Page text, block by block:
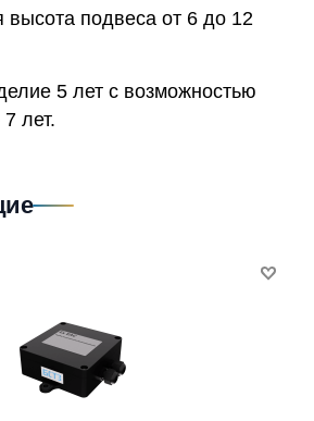
высота подвеса от 6 до 12
5 лет с возможностью
лет.